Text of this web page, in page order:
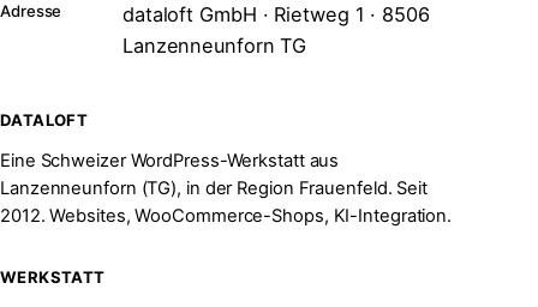
Adresse
dataloft GmbH · Rietweg 1 · 8506
Lanzenneunforn TG
DATALOFT
Eine Schweizer WordPress-Werkstatt aus
Lanzenneunforn (TG), in der Region Frauenfeld. Seit
2012. Websites, WooCommerce-Shops, KI-Integration.
WERKSTATT